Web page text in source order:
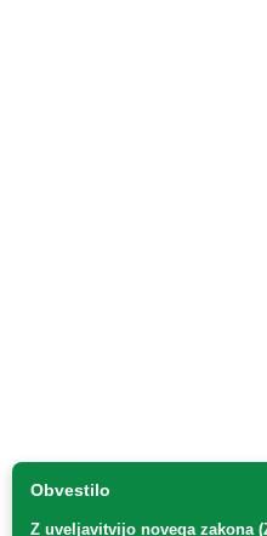
Obvestilo
Z uveljavitvijo novega zakona